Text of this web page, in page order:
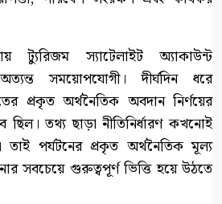
ট্যুরিজম স্যাটেলাইট অ্যাকাউন্ট
সময়োপযোগী। দীর্ঘদিন ধরে
প্রকৃত অর্থনৈতিক অবদান নির্ণয়ের
ছিল। তথ্য ছাড়া নীতিনির্ধারণ কখনোই
তাই পর্যটনের প্রকৃত অর্থনৈতিক মূল্য
সবচেয়ে গুরুত্বপূর্ণ ভিত্তি হয়ে উঠতে